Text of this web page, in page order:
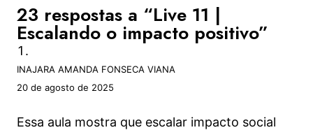
23 respostas a “Live 11 |
Escalando o impacto positivo”
INAJARA AMANDA FONSECA VIANA
20 de agosto de 2025
Essa aula mostra que escalar impacto social